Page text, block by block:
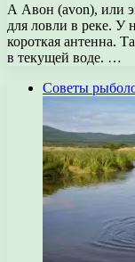
А Авон (avon), или
для ловли в реке. У
короткая антенна.
в текущей воде. …
Советы